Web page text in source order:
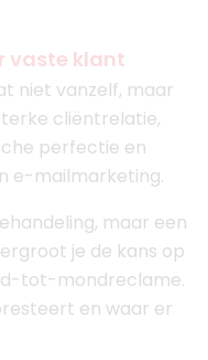
vaste klant
niet vanzelf, maar
cliëntrelatie,
perfectie en
e-mailmarketing.
maar een
je de kans op
tot-mondreclame.
en waar er